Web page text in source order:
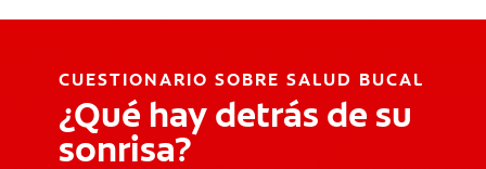
CUESTIONARIO SOBRE SALUD BUCAL
¿Qué hay detrás de su
sonrisa?